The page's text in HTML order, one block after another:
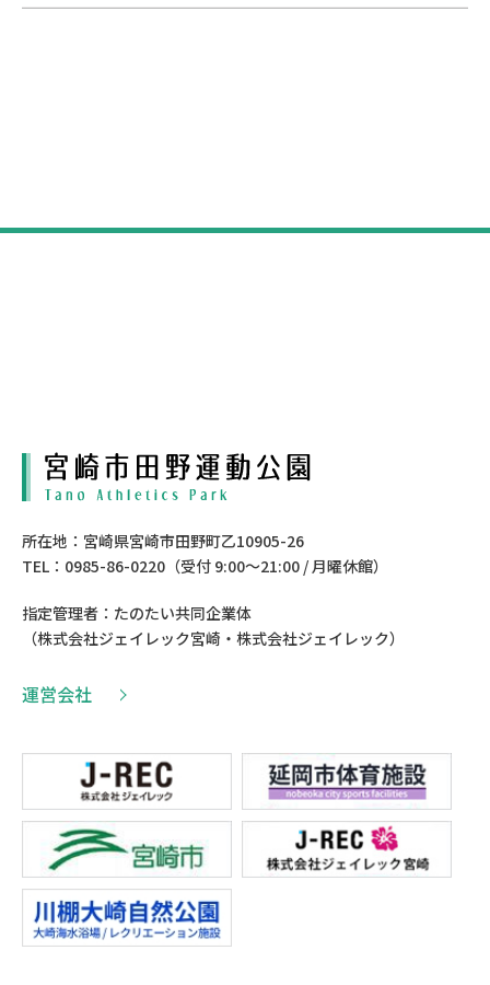
所在地：宮崎県宮崎市田野町乙10905-26
TEL：0985-86-0220（受付 9:00〜21:00 / 月曜休館）
指定管理者：たのたい共同企業体
（株式会社ジェイレック宮崎・株式会社ジェイレック）
運営会社